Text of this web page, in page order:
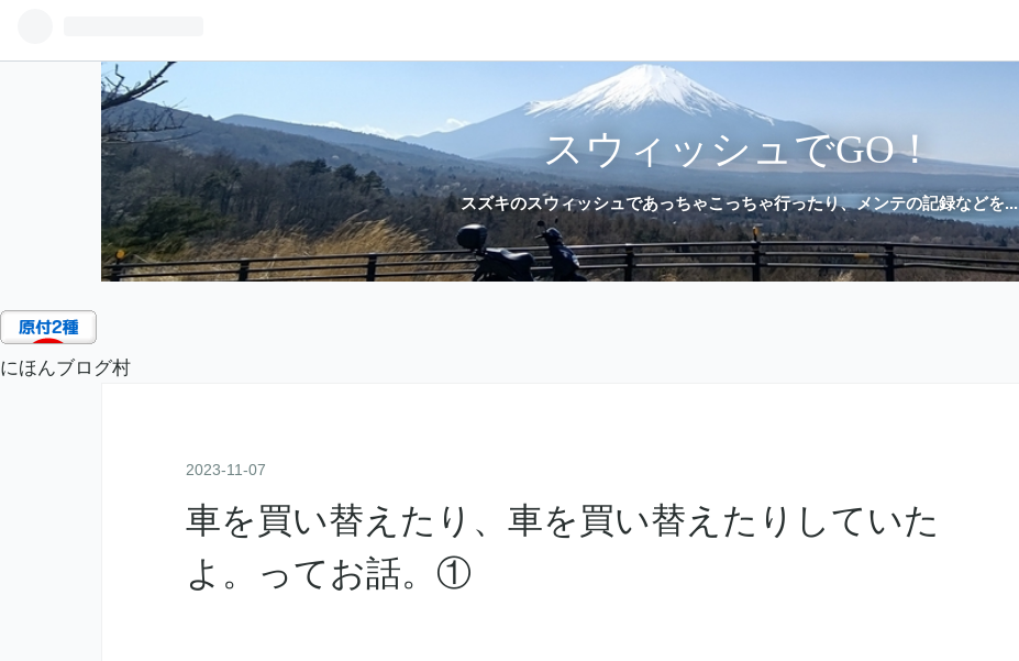
スウィッシュでGO！
スズキのスウィッシュであっちゃこっちゃ行ったり、メンテの記録などを...
にほんブログ村
2023-11-07
車を買い替えたり、車を買い替えたりしていた
よ。ってお話。①